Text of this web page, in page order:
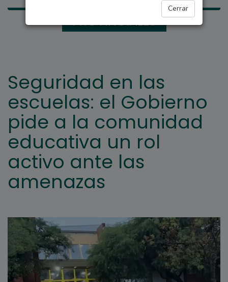
Cerrar
PROVINCIALES
Seguridad en las
escuelas: el Gobierno
pide a la comunidad
educativa un rol
activo ante las
amenazas